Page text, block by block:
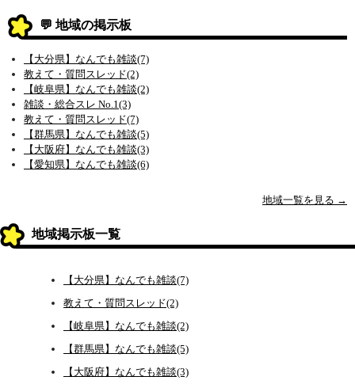
💬 地域の掲示板
【大分県】なんでも雑談(7)
教えて・質問スレッド(2)
【岐阜県】なんでも雑談(2)
雑談・総合スレ No.1(3)
教えて・質問スレッド(7)
【群馬県】なんでも雑談(5)
【大阪府】なんでも雑談(3)
【愛知県】なんでも雑談(6)
地域一覧を見る →
地域掲示板一覧
【大分県】なんでも雑談(7)
教えて・質問スレッド(2)
【岐阜県】なんでも雑談(2)
【群馬県】なんでも雑談(5)
【大阪府】なんでも雑談(3)